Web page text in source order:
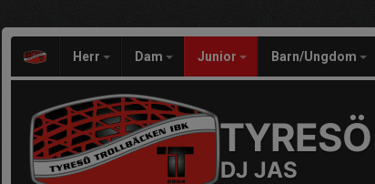
Herr Dam Junior Barn/Ungdom
DJ JAS